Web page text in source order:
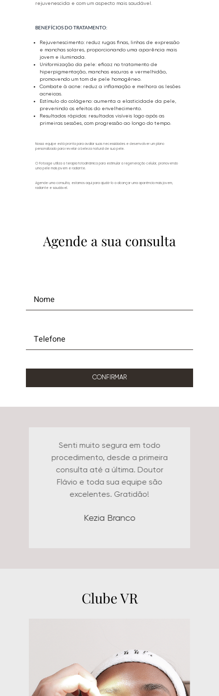
rejuvenescida e com um aspecto mais saudável.
BENEFÍCIOS DO TRATAMENTO:
Rejuvenescimento: reduz rugas finas, linhas de expressão
e manchas solares, proporcionando uma aparência mais
jovem e iluminada.
Uniformização da pele: eficaz no tratamento de
hiperpigmentação, manchas escuras e vermelhidão,
promovendo um tom de pele homogêneo.
Combate à acne: reduz a inflamação e melhora as lesões
acneicas.
Estímulo do colágeno: aumenta a elasticidade da pele,
prevenindo os efeitos do envelhecimento.
Resultados rápidos: resultados visíveis logo após as
primeiras sessões, com progressão ao longo do tempo.
Nossa equipe está pronta para avaliar suas necessidades e desenvolver um plano
personalizado para revelar a beleza natural de sua pele.
O Fotoage utiliza a terapia fotodinâmica para estimular a regeneração celular, promovendo
uma pele mais jovem e radiante.
Agende uma consulta, estamos aqui para ajudá-lo a alcançar uma aparência mais jovem,
radiante e saudável.
Agende a sua consulta
CONFIRMAR
Senti muito segura em todo
procedimento, desde a primeira
consulta até a última. Doutor
Flávio e toda sua equipe são
excelentes. Gratidão!
Kezia Branco
Clube VR